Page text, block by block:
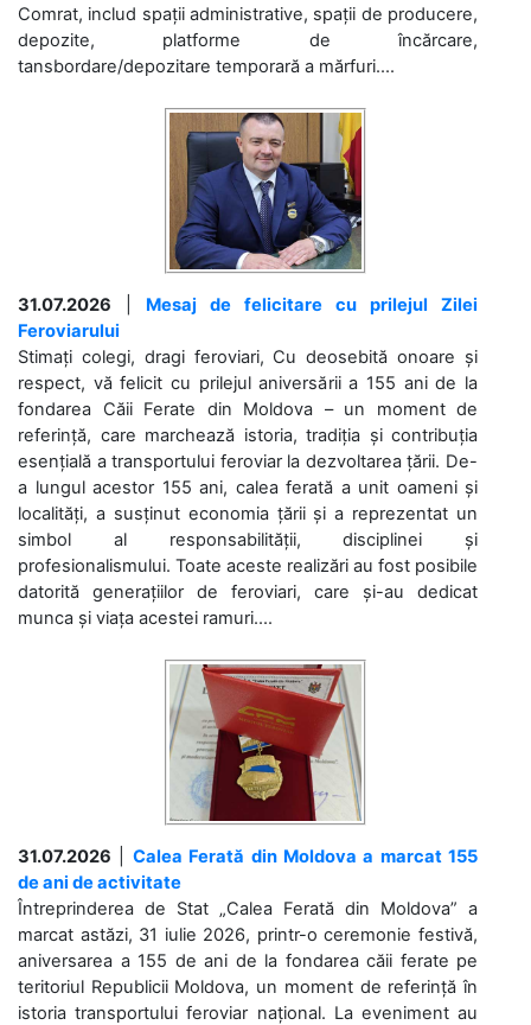
Comrat, includ spații administrative, spații de producere,
depozite, platforme de încărcare,
tansbordare/depozitare temporară a mărfuri....
31.07.2026
Mesaj de felicitare cu prilejul Zilei
Feroviarului
Stimați colegi, dragi feroviari, Cu deosebită onoare și
respect, vă felicit cu prilejul aniversării a 155 ani de la
fondarea Căii Ferate din Moldova – un moment de
referință, care marchează istoria, tradiția și contribuția
esențială a transportului feroviar la dezvoltarea țării. De-
a lungul acestor 155 ani, calea ferată a unit oameni și
localități, a susținut economia țării și a reprezentat un
simbol al responsabilității, disciplinei și
profesionalismului. Toate aceste realizări au fost posibile
datorită generațiilor de feroviari, care și-au dedicat
munca și viața acestei ramuri....
31.07.2026
Calea Ferată din Moldova a marcat 155
de ani de activitate
Întreprinderea de Stat „Calea Ferată din Moldova” a
marcat astăzi, 31 iulie 2026, printr-o ceremonie festivă,
aniversarea a 155 de ani de la fondarea căii ferate pe
teritoriul Republicii Moldova, un moment de referință în
istoria transportului feroviar național. La eveniment au